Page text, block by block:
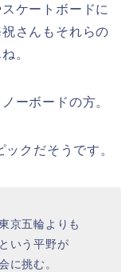
ケートボードに
さんもそれらの
。
ーボードの方。
クだそうです。
京五輪よりも
いう平野が
に挑む。